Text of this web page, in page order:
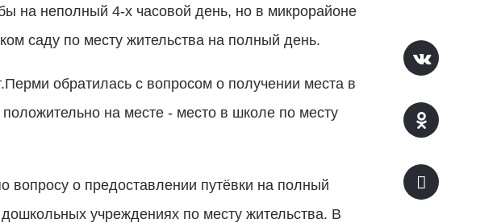
на неполный 4-х часовой день, но в микрорайоне
саду по месту жительства на полный день.
обратилась с вопросом о получении места в
на месте - место в школе по месту
вопросу о предоставлении путёвки на полный
учреждениях по месту жительства. В